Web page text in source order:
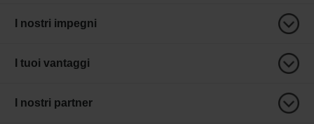
I nostri impegni
I tuoi vantaggi
I nostri partner